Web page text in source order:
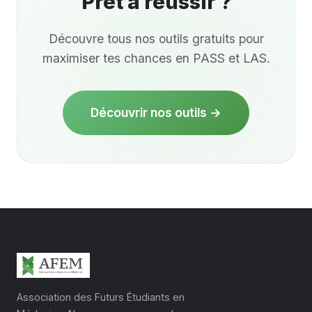
Découvre tous nos outils gratuits pour
maximiser tes chances en PASS et LAS.
Découvrir nos outils →
Association des Futurs Étudiants en